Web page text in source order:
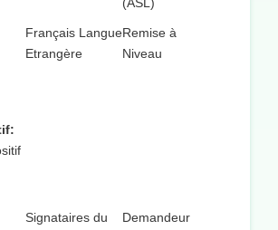
(ASL)
Français Langue
Etrangère
Remise à
Niveau
Signataires du
Demandeur